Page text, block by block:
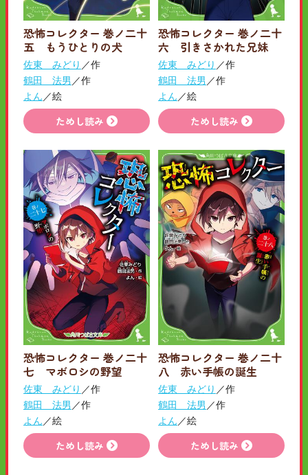
恐怖コレクター 巻ノ二十
五 もうひとりの犬
佐東 みどり ／作
鶴田 法男 ／作
よん ／絵
ためし読み
恐怖コレクター 巻ノ二十
六 引きさかれた兄妹
佐東 みどり ／作
鶴田 法男 ／作
よん ／絵
ためし読み
恐怖コレクター 巻ノ二十
七 マボロシの野望
佐東 みどり ／作
鶴田 法男 ／作
よん ／絵
ためし読み
恐怖コレクター 巻ノ二十
八 赤い手帳の誕生
佐東 みどり ／作
鶴田 法男 ／作
よん ／絵
ためし読み